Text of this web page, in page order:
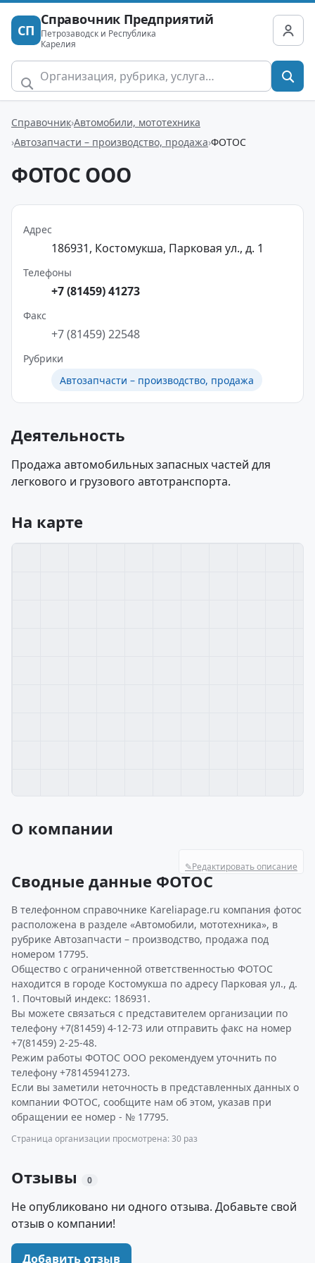
СП
Справочник Предприятий
Петрозаводск и Республика
Карелия
Справочник Автомобили, мототехника
Автозапчасти – производство, продажа ФОТОС
ФОТОС ООО
Адрес
186931, Костомукша, Парковая ул., д. 1
Телефоны
+7 (81459) 41273
Факс
+7 (81459) 22548
Рубрики
Автозапчасти – производство, продажа
Деятельность
Продажа автомобильных запасных частей для
легкового и грузового автотранспорта.
На карте
О компании
✎Редактировать описание
Сводные данные ФОТОС
В телефонном справочнике Kareliapage.ru компания фотос
расположена в разделе «Автомобили, мототехника», в
рубрике Автозапчасти – производство, продажа под
номером 17795.
Общество с ограниченной ответственностью ФОТОС
находится в городе Костомукша по адресу Парковая ул., д.
1. Почтовый индекс: 186931.
Вы можете связаться с представителем организации по
телефону +7(81459) 4-12-73 или отправить факс на номер
+7(81459) 2-25-48.
Режим работы ФОТОС ООО рекомендуем уточнить по
телефону +78145941273.
Если вы заметили неточность в представленных данных о
компании ФОТОС, сообщите нам об этом, указав при
обращении ее номер - № 17795.
Страница организации просмотрена: 30 раз
Отзывы 0
Не опубликовано ни одного отзыва. Добавьте свой
отзыв о компании!
Добавить отзыв